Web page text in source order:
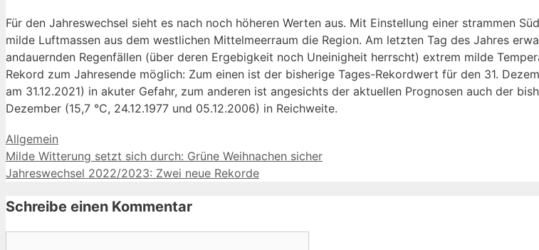
Für den Jahreswechsel sieht es nach noch höheren Werten aus. Mit Einstellung einer strammen
milde Luftmassen aus dem westlichen Mittelmeerraum die Region. Am letzten Tag des Jahres
andauernden Regenfällen (über deren Ergebigkeit noch Uneinigheit herrscht) extrem milde
Rekord zum Jahresende möglich: Zum einen ist der bisherige Tages-Rekordwert für den 31.
am 31.12.2021) in akuter Gefahr, zum anderen ist angesichts der aktuellen Prognosen auch der
Dezember (15,7 °C, 24.12.1977 und 05.12.2006) in Reichweite.
Kategorien
Allgemein
Milde Witterung setzt sich durch: Grüne Weihnachen sicher
Jahreswechsel 2022/2023: Zwei neue Rekorde
Schreibe einen Kommentar